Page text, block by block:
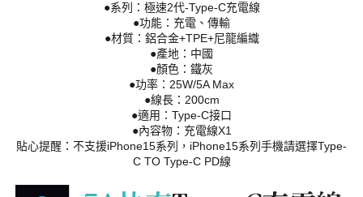
●系列：極速2代-Type-C充電線
●功能：充電、傳輸
●材質：鋁合金+TPE+尼龍編織
●產地：中國
●顏色：鐵灰
●功率：25W/5A Max
●線長：200cm
●適用：Type-C接口
●內容物：充電線X1
貼心提醒：不支援iPhone15系列，iPhone15系列手機請選擇Type-
C TO Type-C PD線